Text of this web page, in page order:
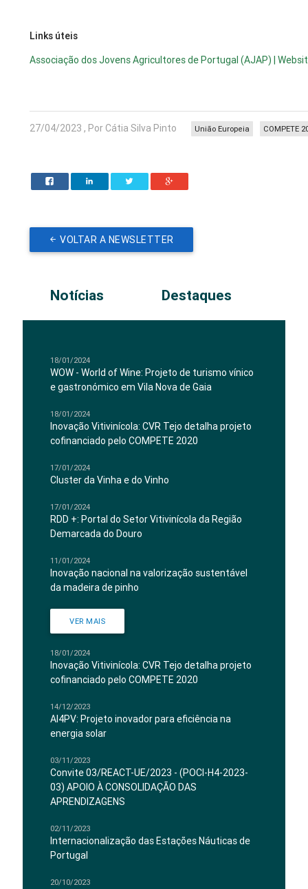
Links úteis
Associação dos Jovens Agricultores de Portugal (AJAP) |
27/04/2023 , Por Cátia Silva Pinto COMPETE
União Europeia
VOLTAR A NEWSLETTER
Notícias Destaques
18/01/2024
WOW - World of Wine: Projeto de turismo vínico
e gastronómico em Vila Nova de Gaia
18/01/2024
Inovação Vitivinícola: CVR Tejo detalha projeto
cofinanciado pelo COMPETE 2020
17/01/2024
Cluster da Vinha e do Vinho
17/01/2024
RDD +: Portal do Setor Vitivinícola da Região
Demarcada do Douro
11/01/2024
Inovação nacional na valorização sustentável
da madeira de pinho
VER MAIS
18/01/2024
Inovação Vitivinícola: CVR Tejo detalha projeto
cofinanciado pelo COMPETE 2020
14/12/2023
AI4PV: Projeto inovador para eficiência na
energia solar
03/11/2023
Convite 03/REACT-UE/2023 - (POCI-H4-2023-
03) APOIO À CONSOLIDAÇÃO DAS
APRENDIZAGENS
02/11/2023
Internacionalização das Estações Náuticas de
Portugal
20/10/2023